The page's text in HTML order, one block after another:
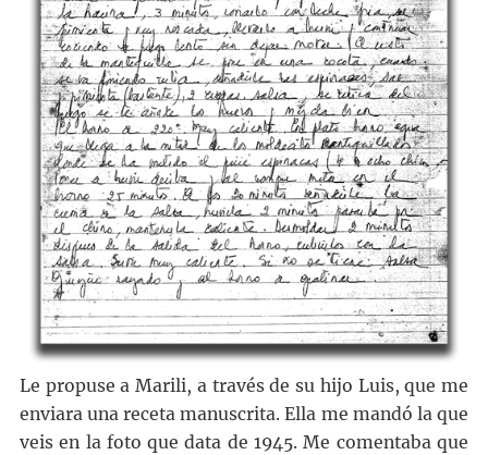
Le propuse a Marili, a través de su hijo Luis, que me
enviara una receta manuscrita. Ella me mandó la que
veis en la foto que data de 1945. Me comentaba que